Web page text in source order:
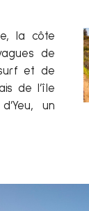
la côte
de
et de
de l’île
un